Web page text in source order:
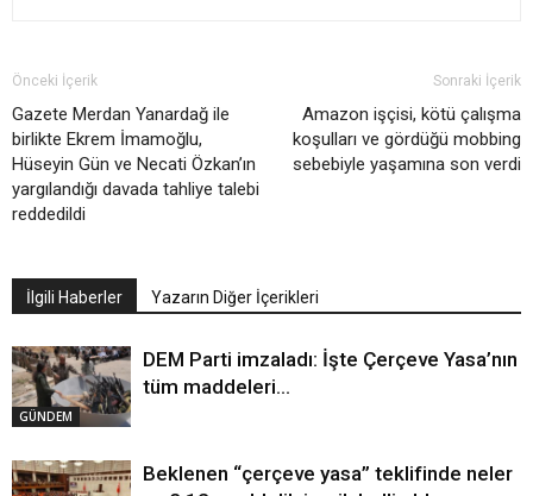
Önceki İçerik
Gazete Merdan Yanardağ ile
birlikte Ekrem İmamoğlu,
Hüseyin Gün ve Necati Özkan’ın
yargılandığı davada tahliye talebi
reddedildi
Sonraki İçerik
Amazon işçisi, kötü çalışma
koşulları ve gördüğü mobbing
sebebiyle yaşamına son verdi
İlgili Haberler Yazarın Diğer İçerikleri
GÜNDEM
DEM Parti imzaladı: İşte Çerçeve Yasa’nın
tüm maddeleri…
Beklenen “çerçeve yasa” teklifinde neler